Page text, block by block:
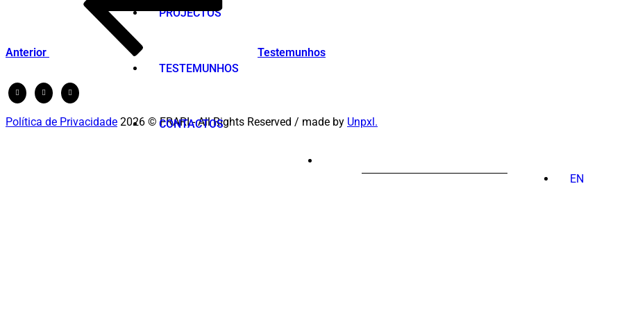
PROJECTOS
TESTEMUNHOS
CONTACTOS
EN
POR:
Anterior Testemunhos
Política de Privacidade 2026 © FRARI - All Rights Reserved / made by Unpxl.